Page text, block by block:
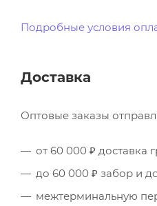
Подробные условия
Доставка
Оптовые заказы
от 60 000 ₽ доставка
до 60 000 ₽ забор и
межтерминальную